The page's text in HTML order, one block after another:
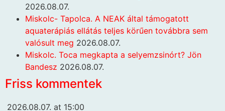
2026.08.07.
Miskolc- Tapolca. A NEAK által támogatott
aquaterápiás ellátás teljes körűen továbbra sem
valósult meg 2026.08.07.
Miskolc. Toca megkapta a selyemzsinórt? Jön
Bandesz 2026.08.07.
Friss kommentek
2026.08.07. at 15:00